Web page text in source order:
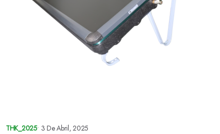
THK_2025• 3 De Abril, 2025